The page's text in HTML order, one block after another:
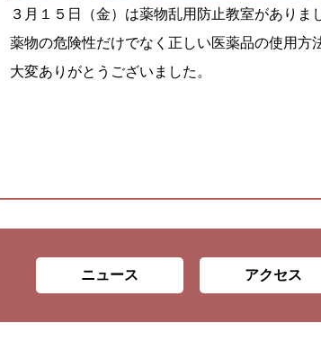
３月１５日（金）は薬物乱用防止教室がありま
薬物の危険性だけでなく正しい医薬品の使用方
大変ありがとうございました。
ニュース アクセス